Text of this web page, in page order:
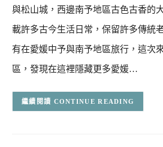
與松山城，西邊南予地區古色古香的
載許多古今生活日常，保留許多傳統
有在愛媛中予與南予地區旅行，這次
區，發現在這裡隱藏更多愛媛…
CONTINUE READING